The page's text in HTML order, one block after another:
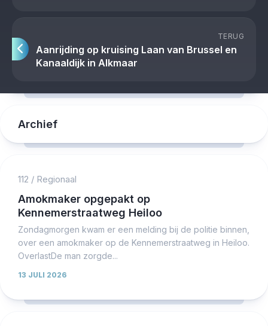
TERUG
Aanrijding op kruising Laan van Brussel en
Kanaaldijk in Alkmaar
Archief
112 / Regionaal
Amokmaker opgepakt op
Kennemerstraatweg Heiloo
Zondagmorgen kwam er een melding bij de politie binnen,
over een amokmaker op de Kennemerstraatweg in Heiloo.
OverlastDe man zorgde...
13 JULI 2026